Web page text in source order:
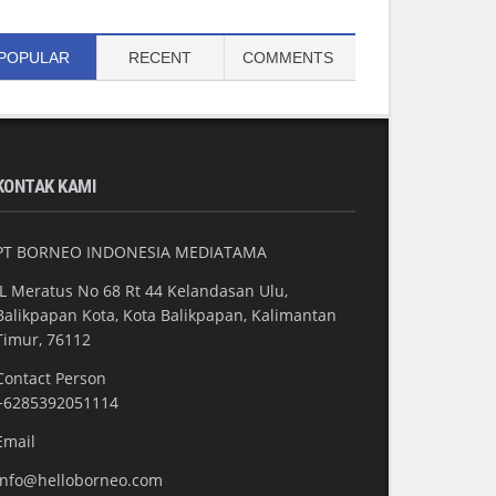
RECENT COMMENTS
KAMI
BORNEO INDONESIA MEDIATAMA
Meratus No 68 Rt 44 Kelandasan Ulu,
Kota, Kota Balikpapan, Kalimantan
76112
Person